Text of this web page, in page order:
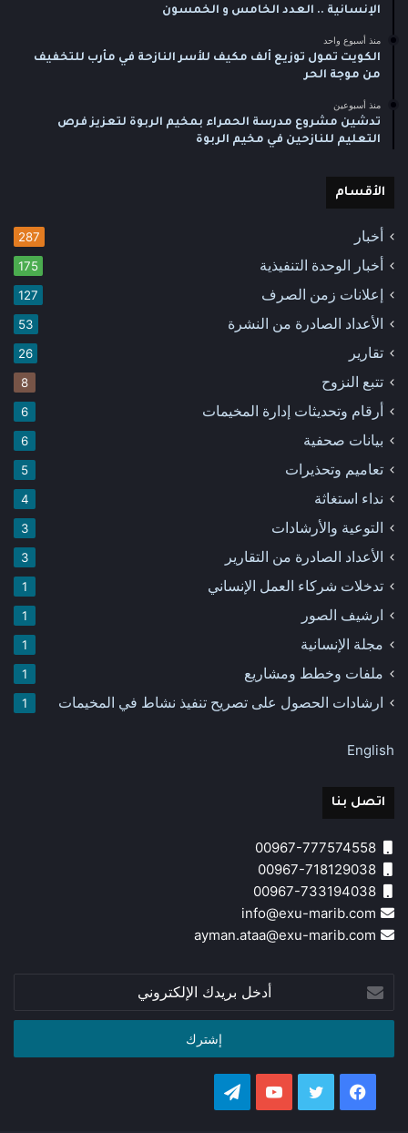
الإنسانية .. العدد الخامس و الخمسون
منذ أسبوع واحد
الكويت تمول توزيع ألف مكيف للأسر النازحة في مأرب للتخفيف
من موجة الحر
منذ أسبوعين
تدشين مشروع مدرسة الحمراء بمخيم الربوة لتعزيز فرص
التعليم للنازحين في مخيم الربوة
الأقسام
أخبار 287
أخبار الوحدة التنفيذية 175
إعلانات زمن الصرف 127
الأعداد الصادرة من النشرة 53
تقارير 26
تتبع النزوح 8
أرقام وتحديثات إدارة المخيمات 6
بيانات صحفية 6
تعاميم وتحذيرات 5
نداء استغاثة 4
التوعية والأرشادات 3
الأعداد الصادرة من التقارير 3
تدخلات شركاء العمل الإنساني 1
ارشيف الصور 1
مجلة الإنسانية 1
ملفات وخطط ومشاريع 1
ارشادات الحصول على تصريح تنفيذ نشاط في المخيمات 1
English
اتصل بنا
أدخل
بريدك
الإلكتروني
فيسبوك تويتر يوتيوب